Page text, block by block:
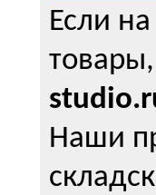
Если
Наши